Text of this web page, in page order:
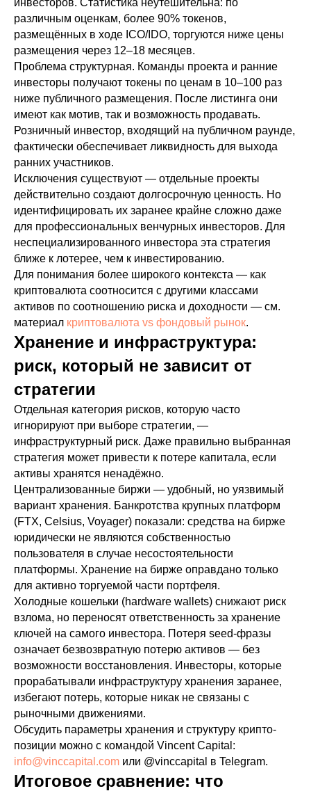
инвесторов. Статистика неутешительна: по
различным оценкам, более 90% токенов,
размещённых в ходе ICO/IDO, торгуются ниже цены
размещения через 12–18 месяцев.
Проблема структурная. Команды проекта и ранние
инвесторы получают токены по ценам в 10–100 раз
ниже публичного размещения. После листинга они
имеют как мотив, так и возможность продавать.
Розничный инвестор, входящий на публичном раунде,
фактически обеспечивает ликвидность для выхода
ранних участников.
Исключения существуют — отдельные проекты
действительно создают долгосрочную ценность. Но
идентифицировать их заранее крайне сложно даже
для профессиональных венчурных инвесторов. Для
неспециализированного инвестора эта стратегия
ближе к лотерее, чем к инвестированию.
Для понимания более широкого контекста — как
криптовалюта соотносится с другими классами
активов по соотношению риска и доходности — см.
материал криптовалюта vs фондовый рынок.
Хранение и инфраструктура:
риск, который не зависит от
стратегии
Отдельная категория рисков, которую часто
игнорируют при выборе стратегии, —
инфраструктурный риск. Даже правильно выбранная
стратегия может привести к потере капитала, если
активы хранятся ненадёжно.
Централизованные биржи — удобный, но уязвимый
вариант хранения. Банкротства крупных платформ
(FTX, Celsius, Voyager) показали: средства на бирже
юридически не являются собственностью
пользователя в случае несостоятельности
платформы. Хранение на бирже оправдано только
для активно торгуемой части портфеля.
Холодные кошельки (hardware wallets) снижают риск
взлома, но переносят ответственность за хранение
ключей на самого инвестора. Потеря seed-фразы
означает безвозвратную потерю активов — без
возможности восстановления. Инвесторы, которые
прорабатывали инфраструктуру хранения заранее,
избегают потерь, которые никак не связаны с
рыночными движениями.
Обсудить параметры хранения и структуру крипто-
позиции можно с командой Vincent Capital:
info@vinccapital.com или @vinccapital в Telegram.
Итоговое сравнение: что